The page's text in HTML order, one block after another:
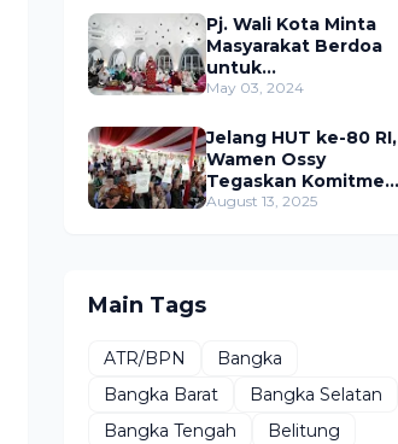
ATR/BPN
Pj. Wali Kota Minta
Masyarakat Berdoa
untuk
Pangkalpinang,
di 2024 Berjalan
Lancar
May 03, 2024
Jelang HUT ke-80 RI,
Wamen Ossy
Tegaskan Komitmen
Presiden Prabowo
August 13, 2025
Main Tags
ATR/BPN
Bangka
Bangka Barat
Bangka Selatan
Bangka Tengah
Belitung